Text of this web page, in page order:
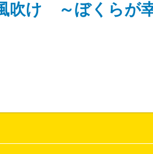
吹け ～ぼくらが